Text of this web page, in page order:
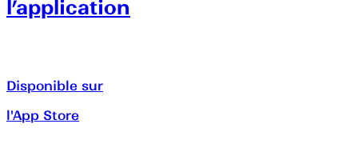
l’application
Disponible sur
l'App Store